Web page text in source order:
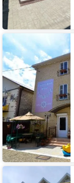
Гостевой
дом
Адмирал
Семейный